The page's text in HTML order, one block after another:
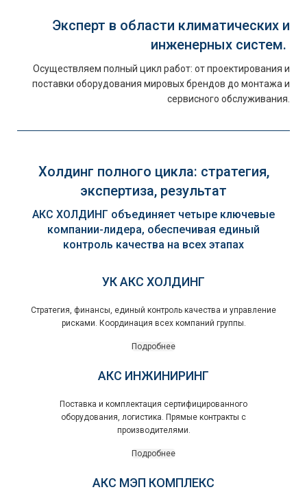
Эксперт в области климатических и
инженерных систем.
Осуществляем полный цикл работ: от проектирования и
поставки оборудования мировых брендов до монтажа и
сервисного обслуживания.
Холдинг полного цикла: стратегия,
экспертиза, результат
АКС ХОЛДИНГ объединяет четыре ключевые
компании-лидера, обеспечивая единый
контроль качества на всех этапах
УК АКС ХОЛДИНГ
Стратегия, финансы, единый контроль качества и управление
рисками. Координация всех компаний группы.
Подробнее
АКС ИНЖИНИРИНГ
Поставка и комплектация сертифицированного
оборудования, логистика. Прямые контракты с
производителями.
Подробнее
АКС МЭП КОМПЛЕКС